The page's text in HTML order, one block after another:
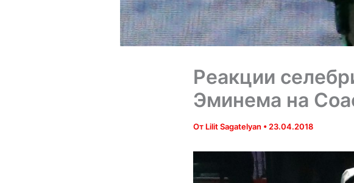
Реакции
Эминема на
От Lilit Sagatelyan •23.04.2018